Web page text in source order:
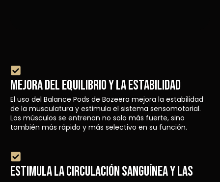
Mejora del equilibrio y la estabilidad
El uso del Balance Pods de Bozeera mejora la estabilidad
de la musculatura y estimula el sistema sensomotorial.
Los músculos se entrenan no solo más fuerte, sino
también más rápido y más selectivo en su función.
Estimula la circulación sanguínea y las